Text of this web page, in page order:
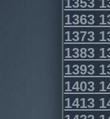
1363
1373
1383
1393
1403
1413